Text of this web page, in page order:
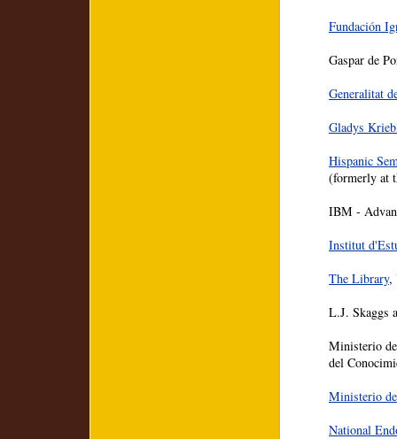
Fundación
Gaspar de
Generalitat
Gladys
Hispanic
(formerly at
IBM -
Institut
The Library,
L.J. Skaggs
Ministerio
del
Ministerio
National